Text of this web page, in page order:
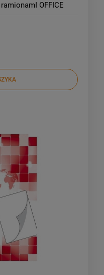
OFFICE